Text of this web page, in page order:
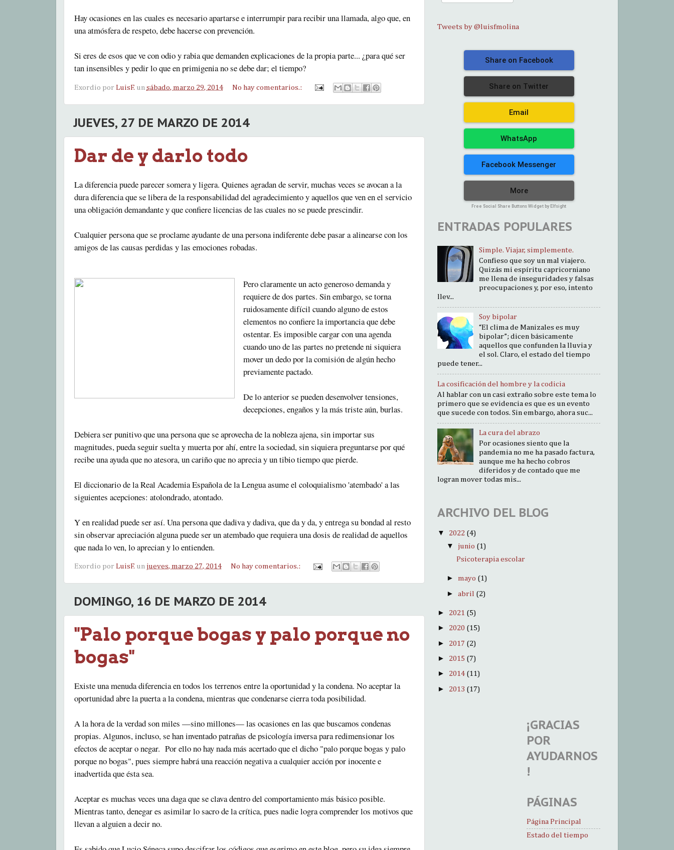
Hay ocasiones en las cuales es necesario apartarse e interrumpir para recibir una llamada, algo que, en
una atmósfera de respeto, debe hacerse con prevención.
Si eres de esos que ve con odio y rabia que demanden explicaciones de la propia parte... ¿para qué ser
tan insensibles y pedir lo que en primigenia no se debe dar; el tiempo?
Exordio por LuisF. un sábado, marzo 29, 2014 No hay comentarios.:
JUEVES, 27 DE MARZO DE 2014
Dar de y darlo todo
La diferencia puede parecer somera y ligera. Quienes agradan de servir, muchas veces se avocan a la
dura diferencia que se libera de la responsabilidad del agradecimiento y aquellos que ven en el servicio
una obligación demandante y que confiere licencias de las cuales no se puede prescindir.
Cualquier persona que se proclame ayudante de una persona indiferente debe pasar a alinearse con los
amigos de las causas perdidas y las emociones robadas.
Pero claramente un acto generoso demanda y
requiere de dos partes. Sin embargo, se torna
ruidosamente difícil cuando alguno de estos
elementos no confiere la importancia que debe
ostentar. Es imposible cargar con una agenda
cuando uno de las partes no pretende ni siquiera
mover un dedo por la comisión de algún hecho
previamente pactado.
De lo anterior se pueden desenvolver tensiones,
decepciones, engaños y la más triste aún, burlas.
Debiera ser punitivo que una persona que se aprovecha de la nobleza ajena, sin importar sus
magnitudes, pueda seguir suelta y muerta por ahí, entre la sociedad, sin siquiera preguntarse por qué
recibe una ayuda que no atesora, un cariño que no aprecia y un tibio tiempo que pierde.
El diccionario de la Real Academia Española de la Lengua asume el coloquialismo 'atembado' a las
siguientes acepciones: atolondrado, atontado.
Y en realidad puede ser así. Una persona que dadiva y dadiva, que da y da, y entrega su bondad al resto
sin observar apreciación alguna puede ser un atembado que requiera una dosis de realidad de aquellos
que nada lo ven, lo aprecian y lo entienden.
Exordio por LuisF. un jueves, marzo 27, 2014 No hay comentarios.:
DOMINGO, 16 DE MARZO DE 2014
"Palo porque bogas y palo porque no
bogas"
Existe una menuda diferencia en todos los terrenos entre la oportunidad y la condena. No aceptar la
oportunidad abre la puerta a la condena, mientras que condenarse cierra toda posibilidad.
A la hora de la verdad son miles —sino millones— las ocasiones en las que buscamos condenas
propias. Algunos, incluso, se han inventado patrañas de psicología inversa para redimensionar los
efectos de aceptar o negar. Por ello no hay nada más acertado que el dicho "palo porque bogas y palo
porque no bogas", pues siempre habrá una reacción negativa a cualquier acción por inocente e
inadvertida que ésta sea.
Aceptar es muchas veces una daga que se clava dentro del comportamiento más básico posible.
Mientras tanto, denegar es asimilar lo sacro de la crítica, pues nadie logra comprender los motivos que
llevan a alguien a decir no.
Tweets by @luisfmolina
Share on Facebook
Share on Twitter
Email
WhatsApp
Facebook Messenger
More
Free Social Share Buttons Widget by Elfsight
ENTRADAS POPULARES
Simple. Viajar, simplemente.
Confieso que soy un mal viajero.
Quizás mi espíritu capricorniano
me llena de inseguridades y falsas
preocupaciones y, por eso, intento
llev...
Soy bipolar
“El clima de Manizales es muy
bipolar”; dicen básicamente
aquellos que confunden la lluvia y
el sol. Claro, el estado del tiempo
puede tener...
La cosificación del hombre y la codicia
Al hablar con un casi extraño sobre este tema lo
primero que se evidencia es que es un evento
que sucede con todos. Sin embargo, ahora suc...
La cura del abrazo
Por ocasiones siento que la
pandemia no me ha pasado factura,
aunque me ha hecho cobros
diferidos y de contado que me
logran mover todas mis...
ARCHIVO DEL BLOG
▼ 2022 (4)
▼ junio (1)
Psicoterapia escolar
► mayo (1)
►abril (2)
► 2021 (5)
► 2020 (15)
► 2017 (2)
► 2015 (7)
► 2014 (11)
► 2013 (17)
¡GRACIAS
POR
AYUDARNOS
!
PÁGINAS
Página Principal
Estado del tiempo